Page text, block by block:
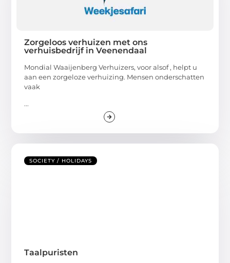
Zorgeloos verhuizen met ons
verhuisbedrijf in Veenendaal
Mondial Waaijenberg Verhuizers, voor alsof , helpt u
aan een zorgeloze verhuizing. Mensen onderschatten
vaak
...
SOCIETY / HOLIDAYS
Taalpuristen